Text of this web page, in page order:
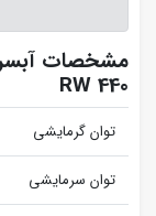
RW 440
توان گرمایشی
توان سرمایشی